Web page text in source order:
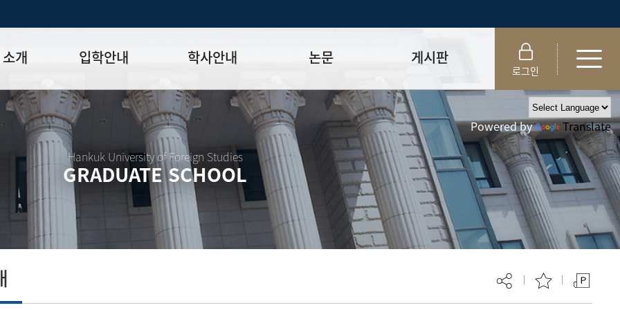
개 입학안내
모집일정
모집요강
입시 공지사항
학부-대학원 연계과정
석·박사 통합 학위과정
박사후 연구과정
학사안내
학사일정표
강의시간표
수업
학적
장학
외국어시험
종합시험
제 규정
논문
학위논문제출 절차/자격
논문작성법 및 템플릿
양식함
논문지도_
학위논문제안심사
연구윤리교육 이수 안내
연구윤리위원회 규정
연구윤리 지침서
게시판
공지사항
자료실
FAQ
취업·모집 관련 공지
특강·프로그램 관련 공지
대학원생권리장전
대학원 총학생회
외국인 유학생 비자(VISA)
로그인
Hankuk University of Foreign Studies
GRADUATE SCHOOL
Powered by Translate